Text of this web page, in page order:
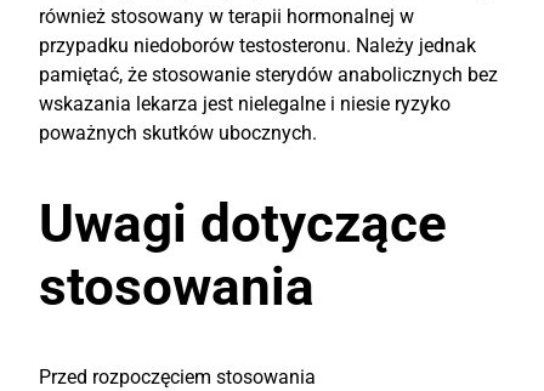
również stosowany w terapii hormonalnej w
przypadku niedoborów testosteronu. Należy jednak
pamiętać, że stosowanie sterydów anabolicznych bez
wskazania lekarza jest nielegalne i niesie ryzyko
poważnych skutków ubocznych.
Uwagi dotyczące
stosowania
Przed rozpoczęciem stosowania